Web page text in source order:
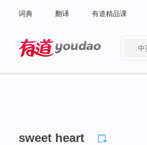
词典 翻译 有道精品课
中
sweet heart